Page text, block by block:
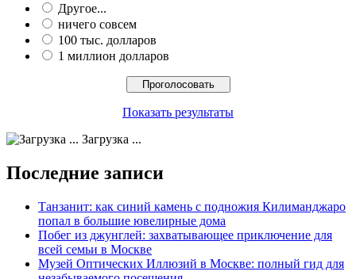
Другое...
ничего совсем
100 тыс. долларов
1 миллион долларов
Показать результаты
Загрузка ...
Последние записи
Танзанит: как синий камень с подножия Килиманджаро
попал в большие ювелирные дома
Побег из джунглей: захватывающее приключение для
всей семьи в Москве
Музей Оптических Иллюзий в Москве: полный гид для